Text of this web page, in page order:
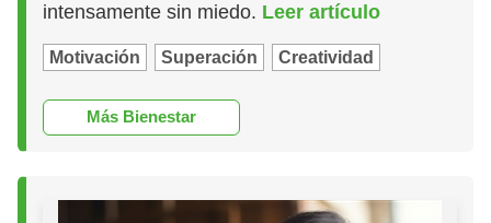
intensamente sin miedo. Leer artículo
Motivación Superación Creatividad
Más Bienestar